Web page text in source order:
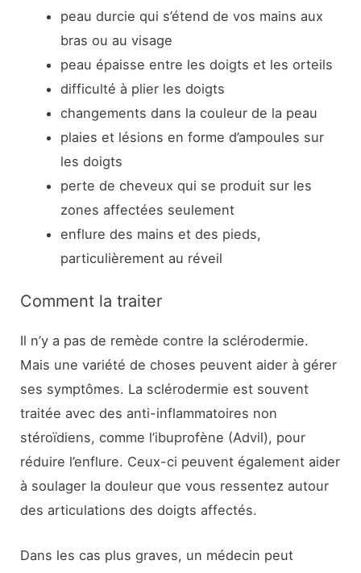
peau durcie qui s’étend de vos mains aux
bras ou au visage
peau épaisse entre les doigts et les orteils
difficulté à plier les doigts
changements dans la couleur de la peau
plaies et lésions en forme d’ampoules sur
les doigts
perte de cheveux qui se produit sur les
zones affectées seulement
enflure des mains et des pieds,
particulièrement au réveil
Comment la traiter
Il n’y a pas de remède contre la sclérodermie.
Mais une variété de choses peuvent aider à gérer
ses symptômes. La sclérodermie est souvent
traitée avec des anti-inflammatoires non
stéroïdiens, comme l’ibuprofène (Advil), pour
réduire l’enflure. Ceux-ci peuvent également aider
à soulager la douleur que vous ressentez autour
des articulations des doigts affectés.
Dans les cas plus graves, un médecin peut